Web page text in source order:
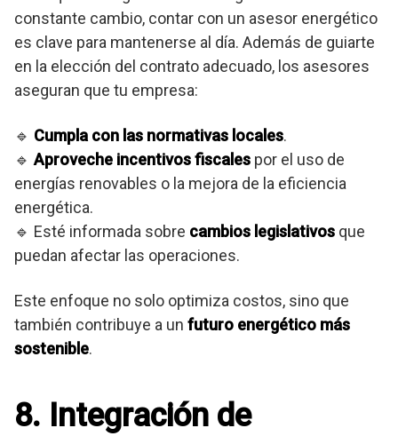
constante cambio, contar con un asesor energético
es clave para mantenerse al día. Además de guiarte
en la elección del contrato adecuado, los asesores
aseguran que tu empresa:
🔹 Cumpla con las normativas locales.
🔹 Aproveche incentivos fiscales por el uso de
energías renovables o la mejora de la eficiencia
energética.
🔹 Esté informada sobre cambios legislativos que
puedan afectar las operaciones.
Este enfoque no solo optimiza costos, sino que
también contribuye a un futuro energético más
sostenible.
8. Integración de